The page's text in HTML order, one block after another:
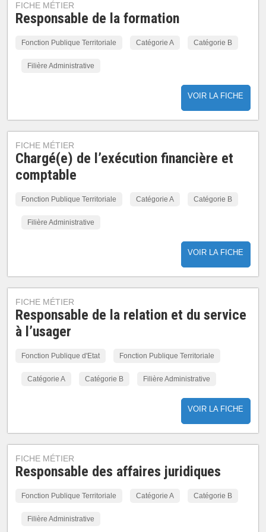
FICHE MÉTIER
Responsable de la formation
Fonction Publique Territoriale Catégorie A Catégorie B
Filière Administrative
VOIR LA FICHE
FICHE MÉTIER
Chargé(e) de l’exécution financière et
comptable
Fonction Publique Territoriale Catégorie A Catégorie B
Filière Administrative
VOIR LA FICHE
FICHE MÉTIER
Responsable de la relation et du service
à l’usager
Fonction Publique d'Etat Fonction Publique Territoriale
Catégorie A Catégorie B Filière Administrative
VOIR LA FICHE
FICHE MÉTIER
Responsable des affaires juridiques
Fonction Publique Territoriale Catégorie A Catégorie B
Filière Administrative